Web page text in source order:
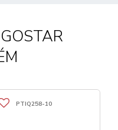
PTIQ258-10